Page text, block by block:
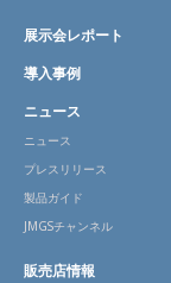
展示会レポート
導入事例
ニュース
ニュース
プレスリリース
製品ガイド
JMGSチャンネル
販売店情報